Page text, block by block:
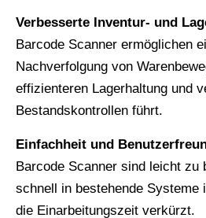
Verbesserte Inventur- und
Barcode Scanner ermöglichen
Nachverfolgung von
effizienteren Lagerhaltung und
Bestandskontrollen führt.
Einfachheit und
Barcode Scanner sind leicht zu
schnell in bestehende Systeme
die Einarbeitungszeit verkürzt.